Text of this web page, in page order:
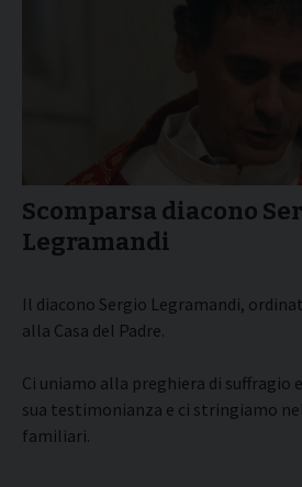
Scomparsa diacono
Legramandi
Il diacono Sergio Legramandi,
alla Casa del Padre.
Ci uniamo alla preghiera di suffragio
sua testimonianza e ci stringiamo
familiari.